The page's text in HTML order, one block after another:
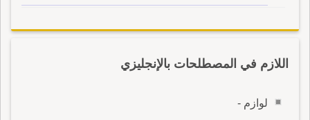
اللازم في المصطلحات بالإنجليزي
لوازم -